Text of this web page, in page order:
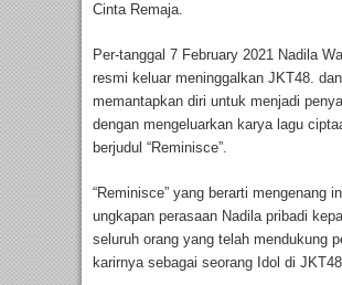
Cinta Remaja.
Per-tanggal 7 February 2021 Nadila
resmi keluar meninggalkan JKT48. dan
memantapkan diri untuk menjadi
dengan mengeluarkan karya lagu
berjudul “Reminisce”.
“Reminisce” yang berarti mengenang
ungkapan perasaan Nadila pribadi
seluruh orang yang telah mendukung
karirnya sebagai seorang Idol di